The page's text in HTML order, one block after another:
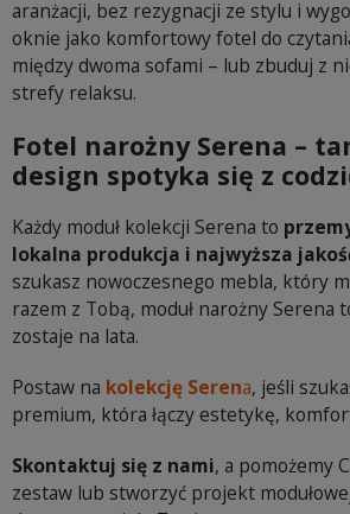
aranżacji, bez rezygnacji ze stylu i
oknie jako komfortowy fotel do
między dwoma sofami – lub zbuduj z
strefy relaksu.
Fotel narożny Serena –
design spotyka się z
Każdy moduł kolekcji Serena to
lokalna produkcja i najwyższa
szukasz nowoczesnego mebla, który
razem z Tobą, moduł narożny Serena
zostaje na lata.
Postaw na kolekcję Serena, jeśli
premium, która łączy estetykę,
Skontaktuj się z nami, a pomożemy
zestaw lub stworzyć projekt